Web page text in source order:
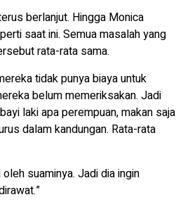
berlanjut. Hingga Monica
saat ini. Semua masalah yang
rata-rata sama.
tidak punya biaya untuk
belum memeriksakan. Jadi
laki apa perempuan, makan saja
dalam kandungan. Rata-rata
suaminya. Jadi dia ingin